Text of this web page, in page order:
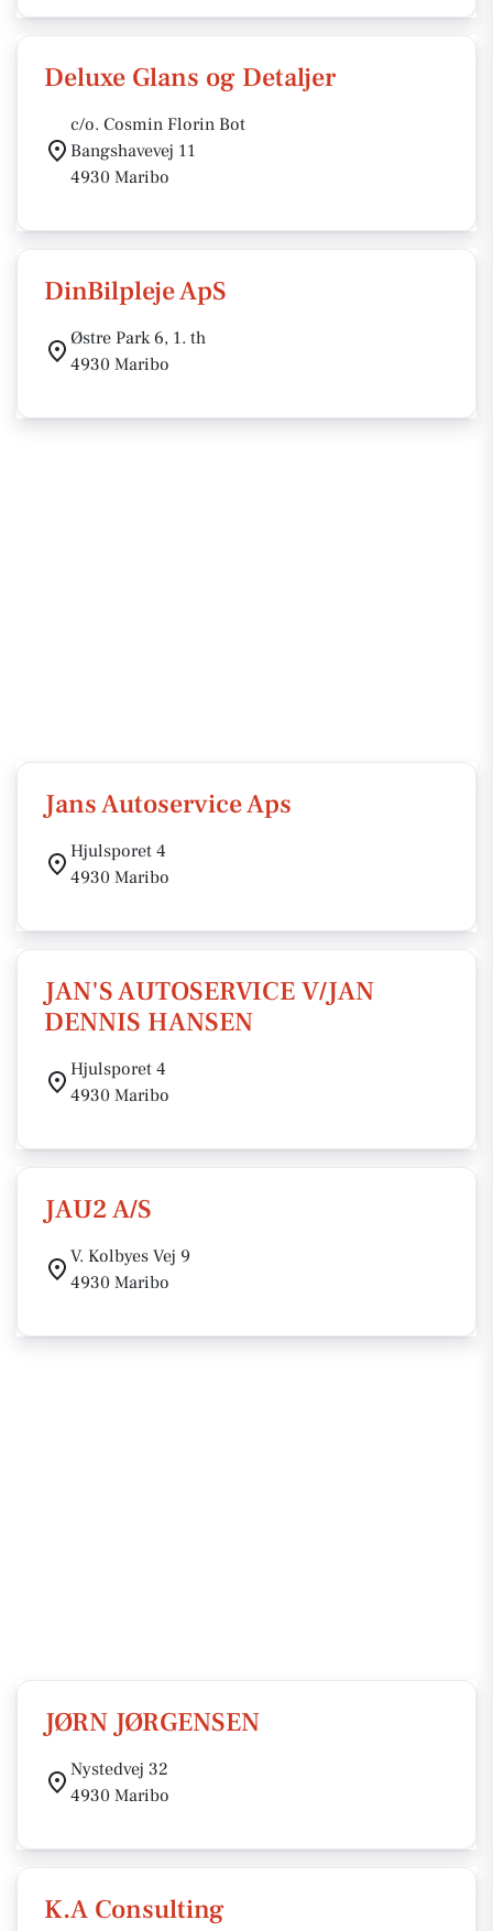
Deluxe Glans og Detaljer
c/o. Cosmin Florin Bot
Bangshavevej 11
4930 Maribo
DinBilpleje ApS
Østre Park 6, 1. th
4930 Maribo
Jans Autoservice Aps
Hjulsporet 4
4930 Maribo
JAN'S AUTOSERVICE V/JAN
DENNIS HANSEN
Hjulsporet 4
4930 Maribo
JAU2 A/S
V. Kolbyes Vej 9
4930 Maribo
JØRN JØRGENSEN
Nystedvej 32
4930 Maribo
K.A Consulting